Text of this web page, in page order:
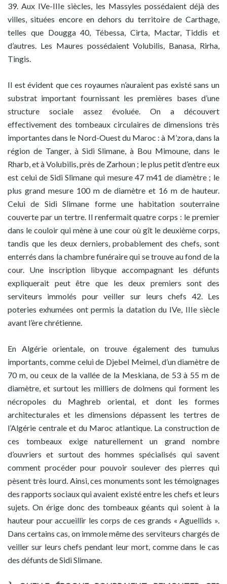
39. Aux IVe-IIIe siècles, les Massyles possédaient déjà des
villes, situées encore en dehors du territoire de Carthage,
telles que Dougga 40, Tébessa, Cirta, Mactar, Tiddis et
d’autres. Les Maures possédaient Volubilis, Banasa, Rirha,
Tingis.
Il est évident que ces royaumes n’auraient pas existé sans un
substrat important fournissant les premières bases d’une
structure sociale assez évoluée. On a découvert
effectivement des tombeaux circulaires de dimensions très
importantes dans le Nord-Ouest du Maroc : à M’zora, dans la
région de Tanger, à Sidi Slimane, à Bou Mimoune, dans le
Rharb, et à Volubilis, près de Zarhoun ; le plus petit d’entre eux
est celui de Sidi Slimane qui mesure 47 m41 de diamètre ; le
plus grand mesure 100 m de diamètre et 16 m de hauteur.
Celui de Sidi Slimane forme une habitation souterraine
couverte par un tertre. Il renfermait quatre corps : le premier
dans le couloir qui mène à une cour où gît le deuxième corps,
tandis que les deux derniers, probablement des chefs, sont
enterrés dans la chambre funéraire qui se trouve au fond de la
cour. Une inscription libyque accompagnant les défunts
expliquerait peut être que les deux premiers sont des
serviteurs immolés pour veiller sur leurs chefs 42. Les
poteries exhumées ont permis la datation du IVe, IIIe siècle
avant l’ère chrétienne.
En Algérie orientale, on trouve également des tumulus
importants, comme celui de Djebel Meimel, d’un diamètre de
70 m, ou ceux de la vallée de la Meskiana, de 53 à 55 m de
diamètre, et surtout les milliers de dolmens qui forment les
nécropoles du Maghreb oriental, et dont les formes
architecturales et les dimensions dépassent les tertres de
l’Algérie centrale et du Maroc atlantique. La construction de
ces tombeaux exige naturellement un grand nombre
d’ouvriers et surtout des hommes spécialisés qui savent
comment procéder pour pouvoir soulever des pierres qui
pèsent très lourd. Ainsi, ces monuments sont les témoignages
des rapports sociaux qui avaient existé entre les chefs et leurs
sujets. On érige donc des tombeaux géants qui soient à la
hauteur pour accueillir les corps de ces grands « Aguellids ».
Dans certains cas, on immole même des serviteurs chargés de
veiller sur leurs chefs pendant leur mort, comme dans le cas
des défunts de Sidi Slimane.